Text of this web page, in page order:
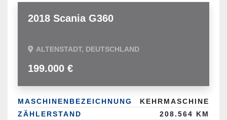
2018 Scania G360
ALTENSTADT, DEUTSCHLAND
199.000 €
MASCHINENBEZEICHNUNG
KEHRMASCHINE
ZÄHLERSTAND
208.564 KM